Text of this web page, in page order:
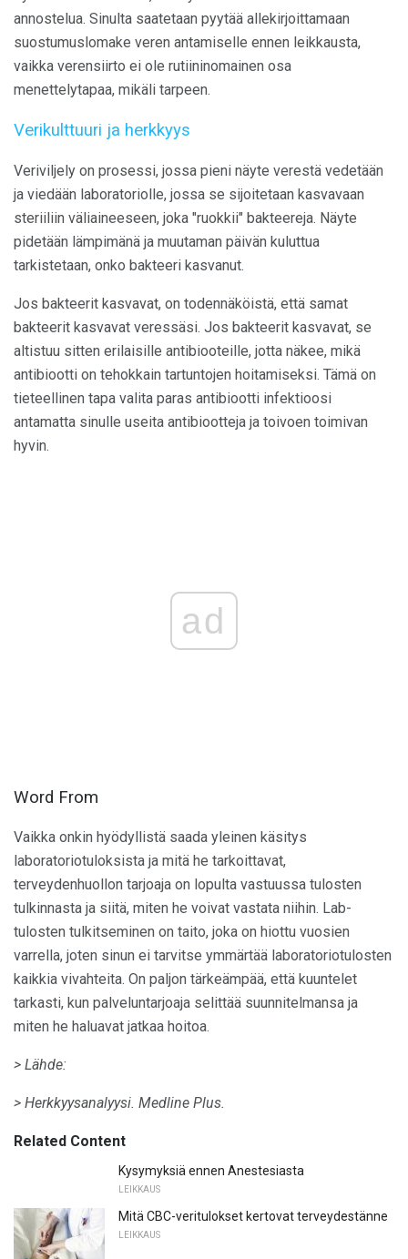
annostelua. Sinulta saatetaan pyytää allekirjoittamaan
suostumuslomake veren antamiselle ennen leikkausta,
vaikka verensiirto ei ole rutiininomainen osa
menettelytapaa, mikäli tarpeen.
Verikulttuuri ja herkkyys
Veriviljely on prosessi, jossa pieni näyte verestä vedetään
ja viedään laboratoriolle, jossa se sijoitetaan kasvavaan
steriiliin väliaineeseen, joka "ruokkii" bakteereja. Näyte
pidetään lämpimänä ja muutaman päivän kuluttua
tarkistetaan, onko bakteeri kasvanut.
Jos bakteerit kasvavat, on todennäköistä, että samat
bakteerit kasvavat veressäsi. Jos bakteerit kasvavat, se
altistuu sitten erilaisille antibiooteille, jotta näkee, mikä
antibiootti on tehokkain tartuntojen hoitamiseksi. Tämä on
tieteellinen tapa valita paras antibiootti infektioosi
antamatta sinulle useita antibiootteja ja toivoen toimivan
hyvin.
ad
Word From
Vaikka onkin hyödyllistä saada yleinen käsitys
laboratoriotuloksista ja mitä he tarkoittavat,
terveydenhuollon tarjoaja on lopulta vastuussa tulosten
tulkinnasta ja siitä, miten he voivat vastata niihin. Lab-
tulosten tulkitseminen on taito, joka on hiottu vuosien
varrella, joten sinun ei tarvitse ymmärtää laboratoriotulosten
kaikkia vivahteita. On paljon tärkeämpää, että kuuntelet
tarkasti, kun palveluntarjoaja selittää suunnitelmansa ja
miten he haluavat jatkaa hoitoa.
> Lähde:
> Herkkyysanalyysi. Medline Plus.
Related Content
Kysymyksiä ennen Anestesiasta
LEIKKAUS
Mitä CBC-veritulokset kertovat terveydestänne
LEIKKAUS